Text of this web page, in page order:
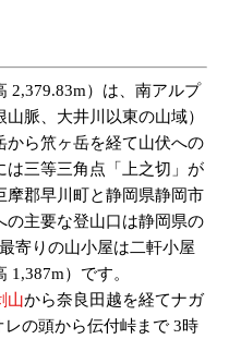
）は、南アルプ
脈、大井川以東の山域）
から笊ヶ岳を経て山伏への
は三等三角点「上之切」が
摩郡早川町と静岡県静岡市
の主要な登山口は静岡県の
寄りの山小屋は二軒小屋
1,387m）です。
山から奈良田越を経てナガ
の頭から伝付峠まで 3時